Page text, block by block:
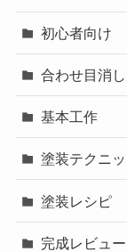
初心者向け
合わせ目消し
基本工作
塗装テクニッ
塗装レシピ
完成レビュー